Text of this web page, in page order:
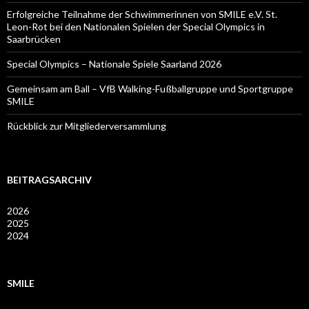
Erfolgreiche Teilnahme der Schwimmerinnen von SMILE e.V. St.
Leon-Rot bei den Nationalen Spielen der Special Olympics in
Saarbrücken
Special Olympics – Nationale Spiele Saarland 2026
Gemeinsam am Ball – VfB Walking-Fußballgruppe und Sportgruppe
SMILE
Rückblick zur Mitgliederversammlung
BEITRAGSARCHIV
2026
2025
2024
SMILE